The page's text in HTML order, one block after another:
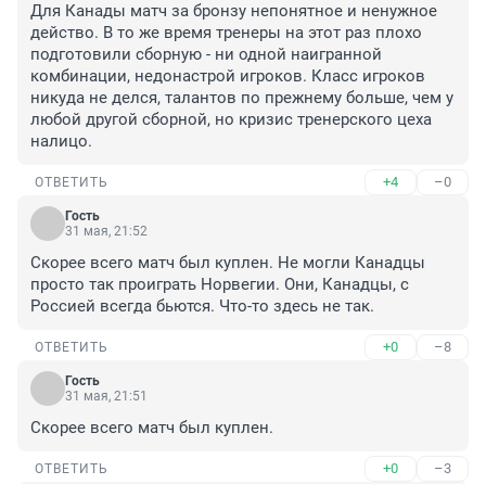
Для Канады матч за бронзу непонятное и ненужное
действо. В то же время тренеры на этот раз плохо
подготовили сборную - ни одной наигранной
комбинации, недонастрой игроков. Класс игроков
никуда не делся, талантов по прежнему больше, чем у
любой другой сборной, но кризис тренерского цеха
налицо.
ОТВЕТИТЬ +4 –0
Гость
31 мая, 21:52
Скорее всего матч был куплен. Не могли Канадцы
просто так проиграть Норвегии. Они, Канадцы, с
Россией всегда бьются. Что-то здесь не так.
ОТВЕТИТЬ +0 –8
Гость
31 мая, 21:51
Скорее всего матч был куплен.
ОТВЕТИТЬ +0 –3